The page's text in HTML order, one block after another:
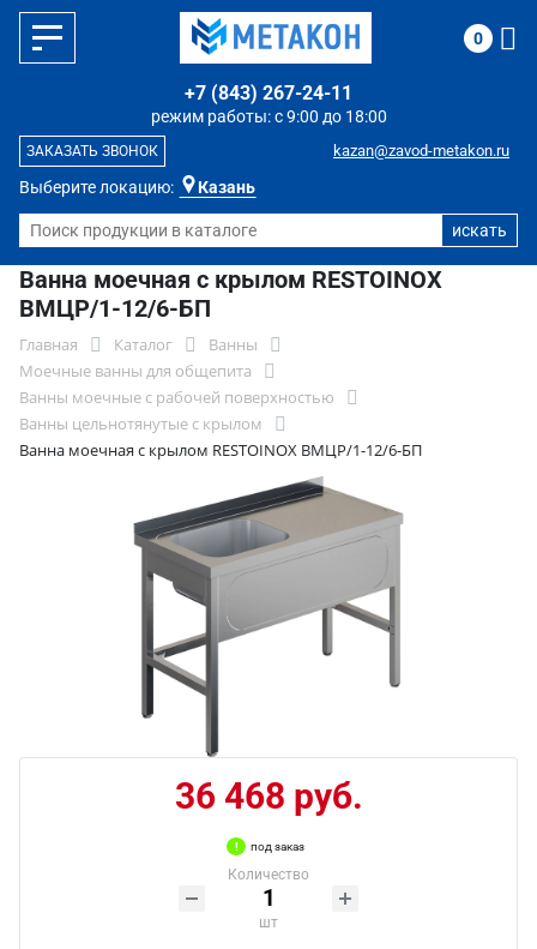
Выберите локацию: Казань
режим работы: с 9:00 до 18:00
+7 (843) 267-24-11
kazan@zavod-metakon.ru
ЗАКАЗАТЬ ЗВОНОК
0
Ванна моечная с крылом RESTOINOX
ВМЦР/1-12/6-БП
Главная Каталог
Ванны
Моечные ванны для общепита
Ванны моечные с рабочей поверхностью
Ванны цельнотянутые с крылом
Ванна моечная с крылом RESTOINOX ВМЦР/1-12/6-БП
36 468 руб.
под заказ
Количество
шт